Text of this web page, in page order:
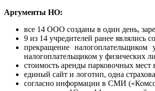
Аргументы НО:
все 14 ООО созданы в один день,
9 из 14 учредителей ранее являлись
прекращение
налогоплательщиком у физических
стоимость аренды парковочных
единый сайт и логотип, одна
согласно информации в СМИ